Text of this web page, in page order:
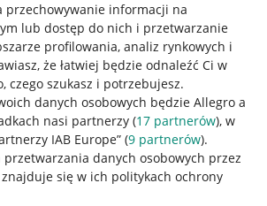
przechowywanie informacji na
lub dostęp do nich i przetwarzanie
profilowania, analiz rynkowych i
że łatwiej będzie odnaleźć Ci w
czego szukasz i potrzebujesz.
danych osobowych będzie Allegro a
nasi partnerzy (17 partnerów), w
IAB Europe” (9 partnerów).
danych osobowych przez
się w ich politykach ochrony